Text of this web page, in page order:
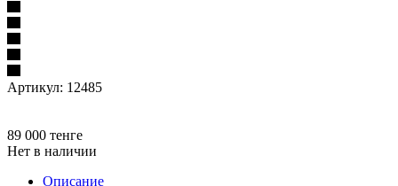
Артикул: 12485
89 000 тенге
Нет в наличии
Описание